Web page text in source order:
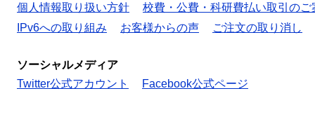
個人情報取り扱い方針
校費・公費・科研費払い取引のご
IPv6への取り組み
お客様からの声 ご注文の取り消し
ソーシャルメディア
Twitter公式アカウント
Facebook公式ページ